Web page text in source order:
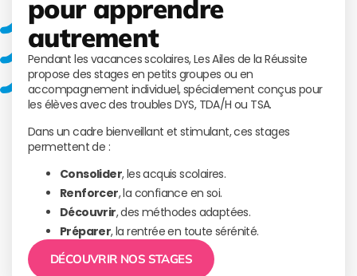
pour apprendre
autrement
Pendant les vacances scolaires, Les Ailes de la Réussite
propose des stages en petits groupes ou en
accompagnement individuel, spécialement conçus pour
les élèves avec des troubles DYS, TDA/H ou TSA.
Dans un cadre bienveillant et stimulant, ces stages
permettent de :
Consolider, les acquis scolaires.
Renforcer, la confiance en soi.
Découvrir, des méthodes adaptées.
Préparer, la rentrée en toute sérénité.
DÉCOUVRIR NOS STAGES